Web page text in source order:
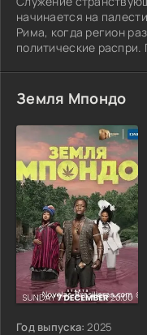
начинается на
Рима, когда регион
политические
Земля Мпондо
Год выпуска: 2025